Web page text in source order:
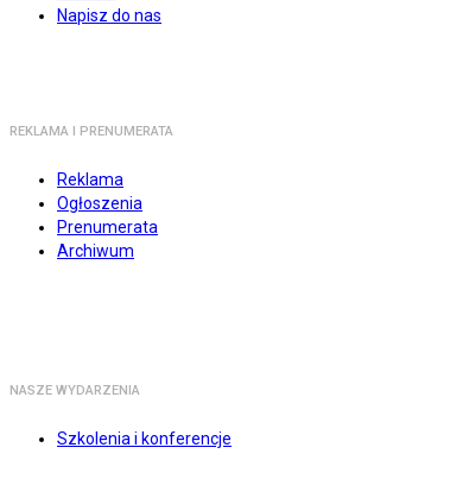
Napisz do nas
REKLAMA I PRENUMERATA
Reklama
Ogłoszenia
Prenumerata
Archiwum
NASZE WYDARZENIA
Szkolenia i konferencje